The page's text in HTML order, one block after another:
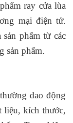
ray cửa lùa
mại điện tử.
phẩm từ các
sản phẩm.
dao động
liệu, kích thước,